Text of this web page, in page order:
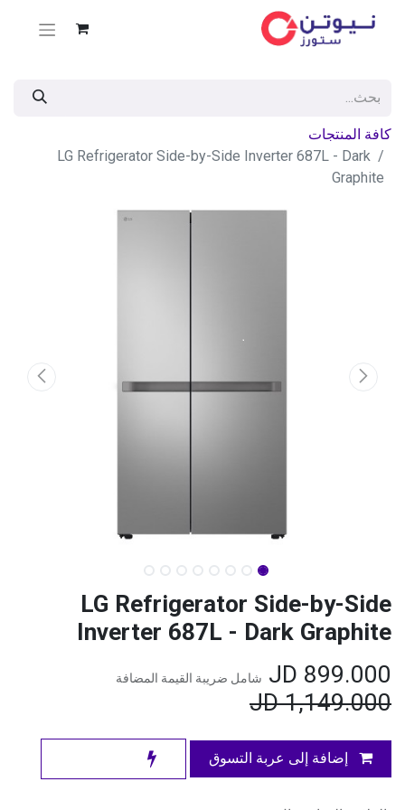
كافة المنتجات
LG Refrigerator Side-by-Side Inverter 687L - Dark
Graphite
LG Refrigerator Side-by-Side
Inverter 687L - Dark Graphite
899.000
شامل ضريبة القيمة المضافة
1,149.000
JD
إضافة إلى عربة التسوق